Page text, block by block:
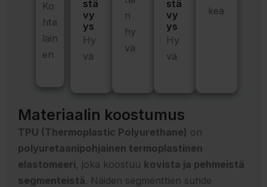
Ko
hta
lain
en
stä
vy
ys
Hy
vä
n
hy
vä
stä
vy
ys
Hy
vä
kea
Materiaalin koostumus
TPU (Thermoplastic Polyurethane) on
polyuretaanipohjainen termoplastinen
elastomeeri, joka koostuu kovista ja pehmeistä
segmenteistä. Näiden segmenttien suhde